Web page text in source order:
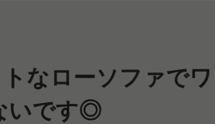
なローソファで
いです◎